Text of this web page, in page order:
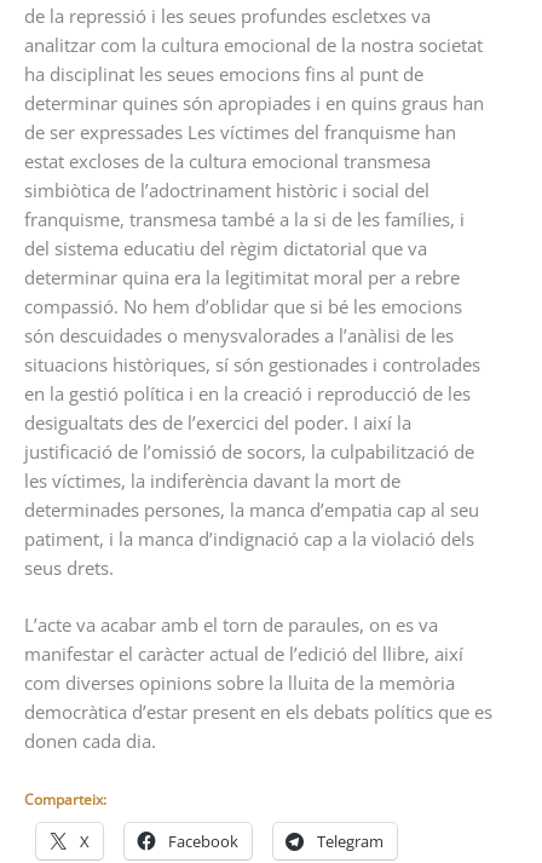
de la repressió i les seues profundes escletxes va
analitzar com la cultura emocional de la nostra societat
ha disciplinat les seues emocions fins al punt de
determinar quines són apropiades i en quins graus han
de ser expressades Les víctimes del franquisme han
estat excloses de la cultura emocional transmesa
simbiòtica de l’adoctrinament històric i social del
franquisme, transmesa també a la si de les famílies, i
del sistema educatiu del règim dictatorial que va
determinar quina era la legitimitat moral per a rebre
compassió. No hem d’oblidar que si bé les emocions
són descuidades o menysvalorades a l’anàlisi de les
situacions històriques, sí són gestionades i controlades
en la gestió política i en la creació i reproducció de les
desigualtats des de l’exercici del poder. I així la
justificació de l’omissió de socors, la culpabilització de
les víctimes, la indiferència davant la mort de
determinades persones, la manca d’empatia cap al seu
patiment, i la manca d’indignació cap a la violació dels
seus drets.
L’acte va acabar amb el torn de paraules, on es va
manifestar el caràcter actual de l’edició del llibre, així
com diverses opinions sobre la lluita de la memòria
democràtica d’estar present en els debats polítics que es
donen cada dia.
Comparteix:
X Facebook Telegram